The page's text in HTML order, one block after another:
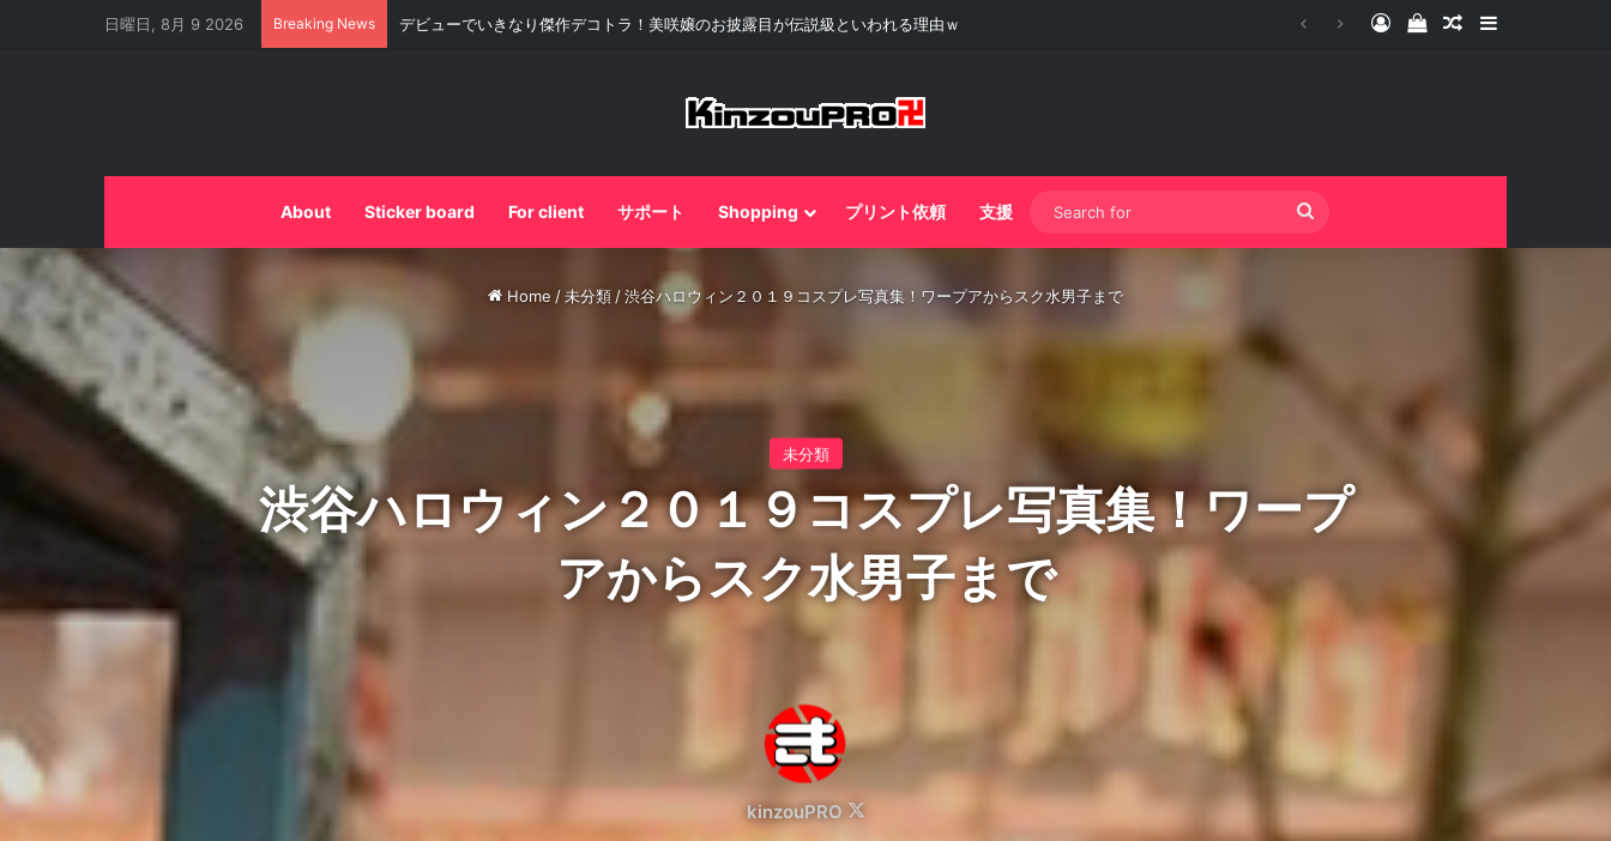
日曜日, 8月 9 2026 Breaking News これがストリートドリフトの神業リアル「溝落とし」だ！ Log InView your
Random Article
Sidebar
About Sticker board For client サポート Shopping プリント依頼 支援
for
Home /未分類 /渋谷ハロウィン２０１９コスプレ写真集！ワープアからスク水男子まで
未分類
渋谷ハロウィン２０１９コスプレ写真集！ワープ
アからスク水男子まで
kinzouPRO